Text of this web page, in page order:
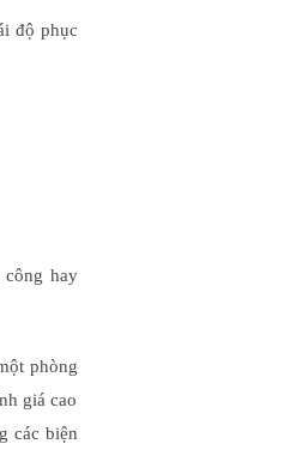
độ phục
công hay
phòng
giá cao
các biện